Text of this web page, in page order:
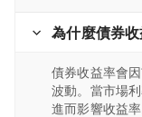
為什麼債券
債券收益率會
波動。當市場
進而影響收益率